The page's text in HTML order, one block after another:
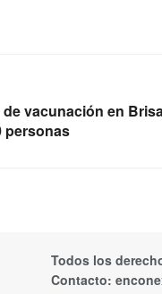
vacunación en
personas
Todos los
Contacto: